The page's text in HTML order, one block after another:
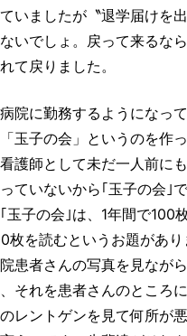
いましたが〝退学届けを
いでしょ。戻って来るな
て戻りました。
院に勤務するようになっ
玉子の会」というのを作
護師として未だ一人前に
ていないから｢玉子の会｣
玉子の会｣は、1年間で100
枚を読むというお題があ
患者さんの写真を見なが
それを患者さんのところ
レントゲンを見て何所が